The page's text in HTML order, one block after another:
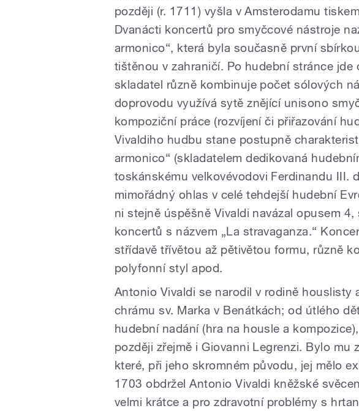
později (r. 1711) vyšla v Amsterodamu
Dvanácti koncertů pro smyčcové nástroje
armonico“, která byla současně první
tištěnou v zahraničí. Po hudební stránce jde
skladatel různě kombinuje počet sólových
doprovodu využívá sytě znějící unisono
kompoziční práce (rozvíjení či přiřazování
Vivaldiho hudbu stane postupně
armonico“ (skladatelem dedikovaná
toskánskému velkovévodovi Ferdinandu III.
mimořádný ohlas v celé tehdejší hudební
ni stejně úspěšně Vivaldi navázal opusem
koncertů s názvem „La stravaganza.“
střídavě třívětou až pětivětou formu, různě
polyfonní styl apod.
Antonio Vivaldi se narodil v rodině houslisty
chrámu sv. Marka v Benátkách; od útlého
hudební nadání (hra na housle a
později zřejmě i Giovanni Legrenzi. Bylo mu
které, při jeho skromném původu, jej mělo
1703 obdržel Antonio Vivaldi kněžské
velmi krátce a pro zdravotní problémy s